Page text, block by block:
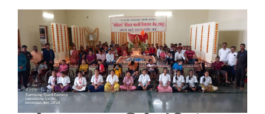
GALLARY
VIDEO
DOWNLOAD
DONATE NOW